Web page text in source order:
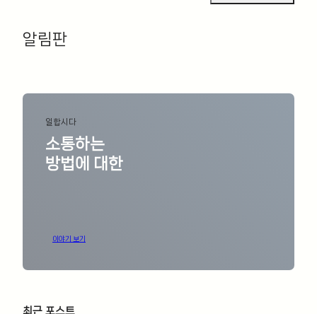
알림판
일합시다
소통하는
방법에 대한
이야기 보기
최근 포스트